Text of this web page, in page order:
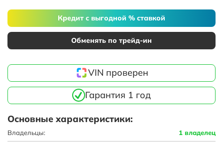
Кредит с выгодной % ставкой
Обменять по трейд-ин
VIN проверен
Гарантия 1 год
Основные характеристики:
Владельцы: 1 владелец